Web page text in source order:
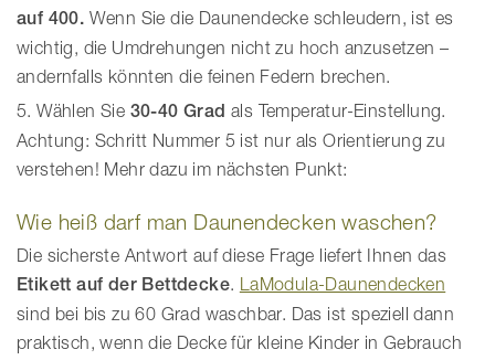
auf 400. Wenn Sie die Daunendecke schleudern, ist es
wichtig, die Umdrehungen nicht zu hoch anzusetzen –
andernfalls könnten die feinen Federn brechen.
Wählen Sie 30-40 Gradals Temperatur-Einstellung.
Achtung: Schritt Nummer 5 ist nur als Orientierung zu
verstehen! Mehr dazu im nächsten Punkt:
Wie heiß darf man Daunendecken waschen?
Die sicherste Antwort auf diese Frage liefert Ihnen das
Etikett auf der Bettdecke. LaModula-Daunendecken
sind bei bis zu 60 Grad waschbar. Das ist speziell dann
praktisch, wenn die Decke für kleine Kinder in Gebrauch